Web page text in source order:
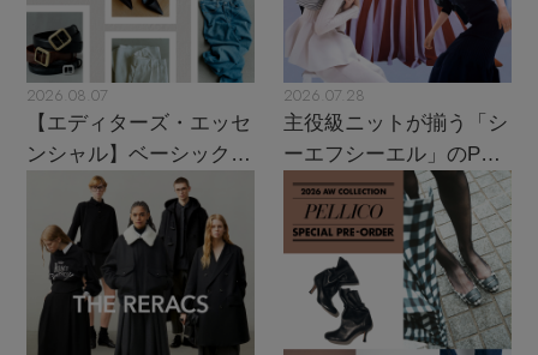
2026.08.07
【エディターズ・エッセ
ンシャル】ベーシックと
トレンドが交差する16の
2026.07.28
主役級ニットが揃う「シ
ーエフシーエル」のPOP
UPがスタート